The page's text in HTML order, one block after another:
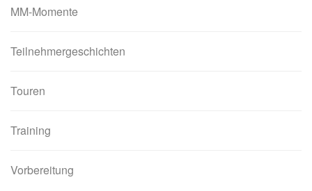
MM-Momente
Teilnehmergeschichten
Touren
Training
Vorbereitung